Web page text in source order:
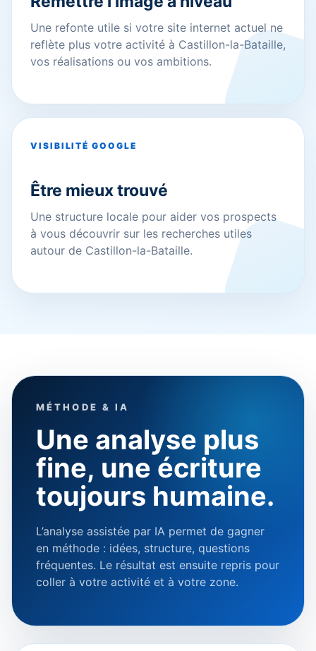
Une refonte utile si votre site internet actuel ne
reflète plus votre activité à Castillon-la-Bataille,
vos réalisations ou vos ambitions.
VISIBILITÉ GOOGLE
Être mieux trouvé
Une structure locale pour aider vos prospects
à vous découvrir sur les recherches utiles
autour de Castillon-la-Bataille.
MÉTHODE & IA
Une analyse plus
fine, une écriture
toujours humaine.
L’analyse assistée par IA permet de gagner
en méthode : idées, structure, questions
fréquentes. Le résultat est ensuite repris pour
coller à votre activité et à votre zone.